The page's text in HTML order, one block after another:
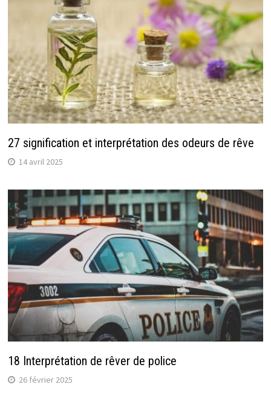
27 signification et interprétation des odeurs de rêve
14 avril 2025
18 Interprétation de rêver de police
26 février 2025